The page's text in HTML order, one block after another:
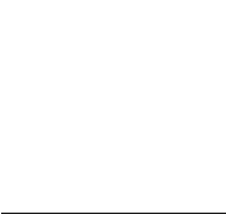
Kurbelsatz: Shimano